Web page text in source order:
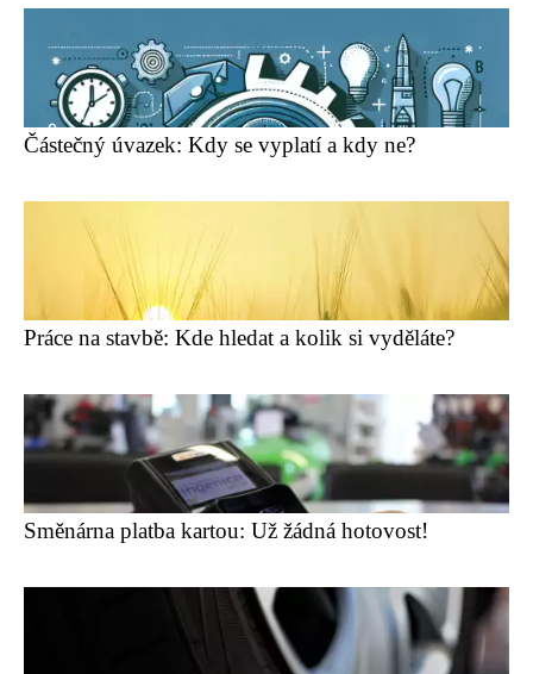
Částečný úvazek: Kdy se vyplatí a kdy ne?
Práce na stavbě: Kde hledat a kolik si vyděláte?
Směnárna platba kartou: Už žádná hotovost!